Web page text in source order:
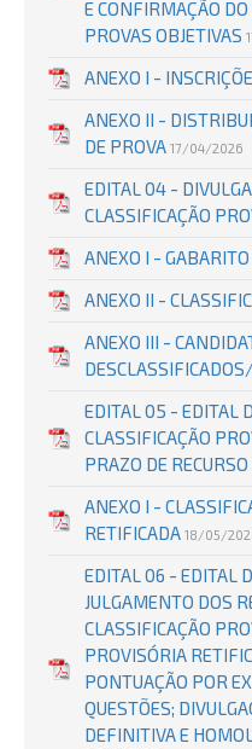
E CONFIRMAÇÃO
PROVAS OBJETIVAS
ANEXO I -
ANEXO II -
DE PROVA 17/04/2026
EDITAL 04 -
CLASSIFICAÇÃO
ANEXO I -
ANEXO II -
ANEXO III -
EDITAL 05 - EDITAL
CLASSIFICAÇÃO
PRAZO DE RECURSO
ANEXO I -
RETIFICADA 18/05/
EDITAL 06 - EDITAL
JULGAMENTO DOS
CLASSIFICAÇÃO
PROVISÓRIA
PONTUAÇÃO POR
QUESTÕES;
DEFINITIVA E